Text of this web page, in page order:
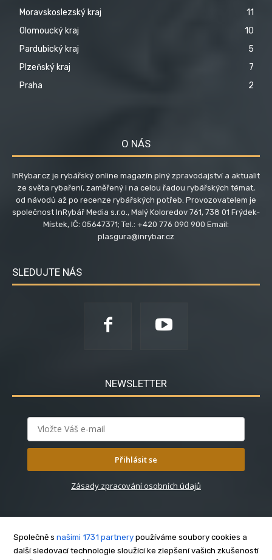
Moravskoslezský kraj
11
Olomoucký kraj
10
Pardubický kraj
5
Plzeňský kraj
7
Praha
2
O NÁS
InRybar.cz je rybářský online magazín plný zpravodajství a aktualit
ze světa rybaření, zaměřený i na celou řadou rybářských témat,
od návodů až po recenze rybářských potřeb. Provozovatelem je
společnost InRybář Media s.r.o., Malý Koloredov 761, 738 01 Frýdek-
Místek, IČ: 05647371; Tel.: +420 776 090 900 Email:
plasgura@inrybar.cz
SLEDUJTE NÁS
NEWSLETTER
Přihlásit se
Zásady zpracování osobních údajů
Společně s našimi 1731 partnery používáme soubory cookies a
další sledovací technologie sloužící ke zlepšení vašich zkušeností